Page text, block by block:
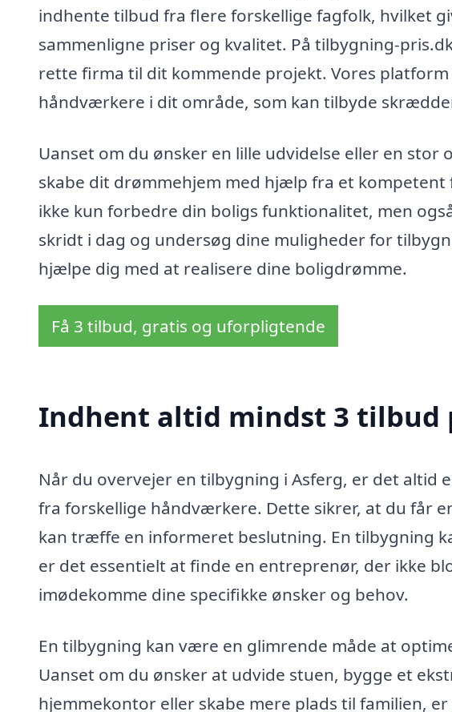
indhente tilbud fra flere forskellige fagfolk, hvilket
sammenligne priser og kvalitet. På tilbygning-
rette firma til dit kommende projekt. Vores
håndværkere i dit område, som kan tilbyde
Uanset om du ønsker en lille udvidelse eller en
skabe dit drømmehjem med hjælp fra et
ikke kun forbedre din boligs funktionalitet, men
skridt i dag og undersøg dine muligheder for
hjælpe dig med at realisere dine boligdrømme.
Få 3 tilbud, gratis og uforpligtende
Indhent altid mindst 3 tilbud
Når du overvejer en tilbygning i Asferg, er det altid
fra forskellige håndværkere. Dette sikrer, at du får
kan træffe en informeret beslutning. En tilbygning
er det essentielt at finde en entreprenør, der ikke
imødekomme dine specifikke ønsker og behov.
En tilbygning kan være en glimrende måde at
Uanset om du ønsker at udvide stuen, bygge et
hjemmekontor eller skabe mere plads til familien,